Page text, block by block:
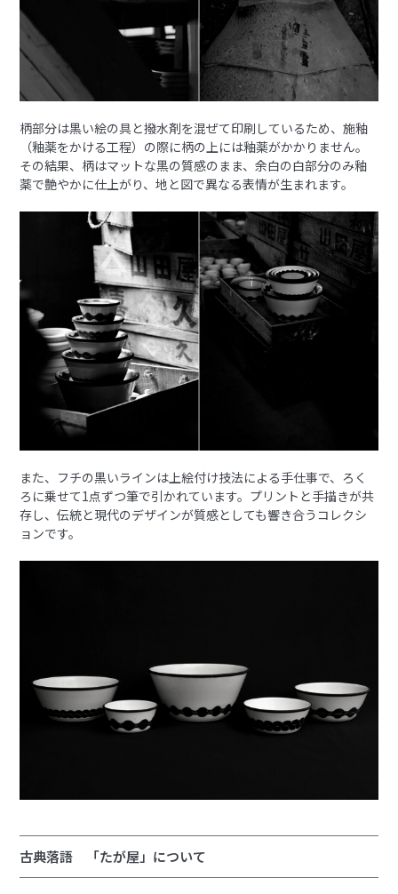
柄部分は黒い絵の具と撥水剤を混ぜて印刷しているため、施釉
（釉薬をかける工程）の際に柄の上には釉薬がかかりません。
その結果、柄はマットな黒の質感のまま、余白の白部分のみ釉
薬で艶やかに仕上がり、地と図で異なる表情が生まれます。
また、フチの黒いラインは上絵付け技法による手仕事で、ろく
ろに乗せて1点ずつ筆で引かれています。プリントと手描きが共
存し、伝統と現代のデザインが質感としても響き合うコレクシ
ョンです。
古典落語 「たが屋」について